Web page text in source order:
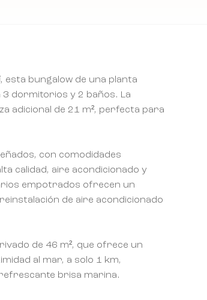
esta bungalow de una planta
dormitorios y 2 baños. La
adicional de 21 m², perfecta para
con comodidades
calidad, aire acondicionado y
empotrados ofrecen un
de aire acondicionado
de 46 m², que ofrece un
al mar, a solo 1 km,
brisa marina.